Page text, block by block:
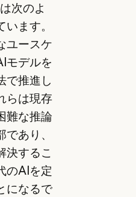
次のよ
います。
ユースケ
モデルを
で推進し
らは現存
難な推論
あり、
決するこ
のAIを定
になるで